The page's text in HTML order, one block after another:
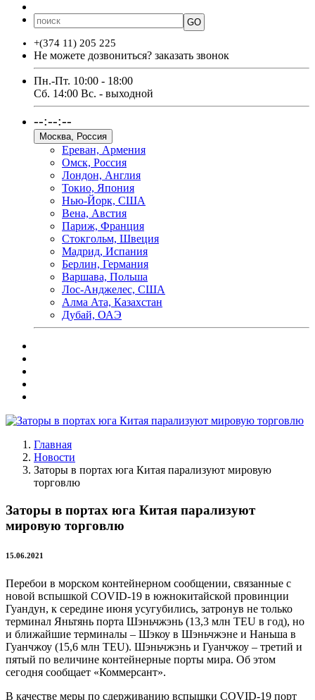
GO
+(374 11) 205 225
Не можете дозвониться? заказать звонок
Пн.-Пт. 10:00 - 18:00
Сб. 14:00 Вс. - выходной
--:--:--
Москва, Россия
Ереван, Армения
Омск, Россия
Лондон, Англия
Токио, Япония
Нью-Йорк, США
Вена, Австия
Париж, Франция
Стокгольм, Швеция
Мадрид, Испания
Берлин, Германия
Варшава, Польша
Лос-Анджелес, США
Алма Ата, Казахстан
Дубай, ОАЭ
Главная
Новости
Заторы в портах юга Китая парализуют мировую
торговлю
Заторы в портах юга Китая парализуют
мировую торговлю
15.06.2021
Перебои в морском контейнерном сообщении, связанные с
новой вспышкой COVID-19 в южнокитайской провинции
Гуандун, к середине июня усугубились, затронув не только
терминал Яньтянь порта Шэньчжэнь (13,3 млн TEU в год), но
и ближайшие терминалы – Шэкоу в Шэньчжэне и Наньша в
Гуанчжоу (15,6 млн TEU). Шэньчжэнь и Гуанчжоу – третий и
пятый по величине контейнерные порты мира. Об этом
сегодня сообщает «Коммерсант».
В качестве меры по сдерживанию вспышки COVID-19 порт